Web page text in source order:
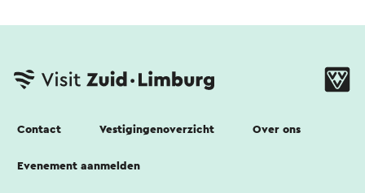
Contact Vestigingenoverzicht Over ons
Evenement aanmelden